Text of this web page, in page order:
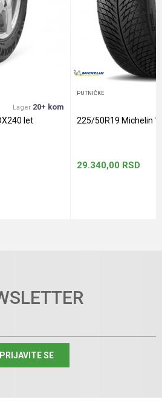
koliko je 6 - 1 :
Lager 20+ kom
let
PUTNIČKE
225/50R19 Michelin
29.340,00 RSD
PRIJAVITE SE